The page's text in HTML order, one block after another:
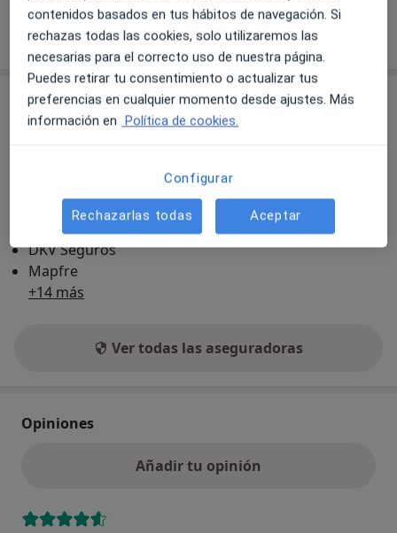
Mostrar más detalles
sobre la dirección
Aseguradoras aceptadas
Se aceptan aseguradoras, pero la cobertura varía
Asisa
Sanitas
DKV Seguros
Mapfre
+14 más
Ver todas las aseguradoras
Opiniones
Añadir tu opinión
contenidos basados en tus hábitos de navegación. Si
rechazas todas las cookies, solo utilizaremos las
necesarias para el correcto uso de nuestra página.
Puedes retirar tu consentimiento o actualizar tus
preferencias en cualquier momento desde ajustes. Más
información en Política de cookies.
Configurar
Rechazarlas todas Aceptar